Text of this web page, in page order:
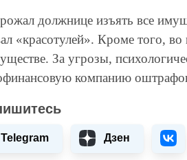
должнице изъять все
«красотулей». Кроме того,
За угрозы,
компанию
Telegram Дзен